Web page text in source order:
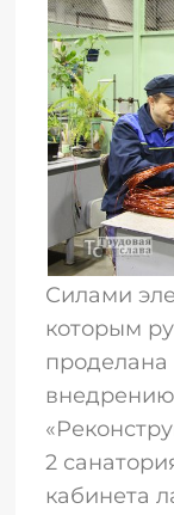
Силами
которым
внедрению
2
кабинета